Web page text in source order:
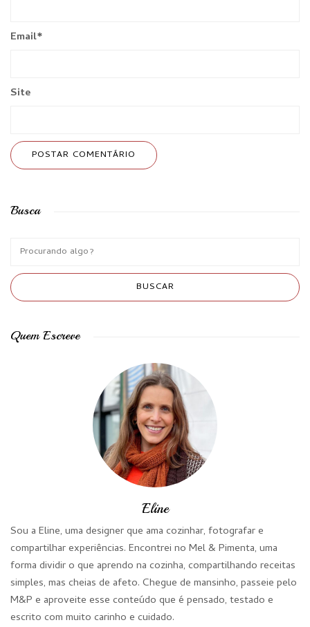
Email*
Site
Busca
Quem Escreve
Eline
Sou a Eline, uma designer que ama cozinhar, fotografar e
compartilhar experiências. Encontrei no Mel & Pimenta, uma
forma dividir o que aprendo na cozinha, compartilhando receitas
simples, mas cheias de afeto. Chegue de mansinho, passeie pelo
M&P e aproveite esse conteúdo que é pensado, testado e
escrito com muito carinho e cuidado.